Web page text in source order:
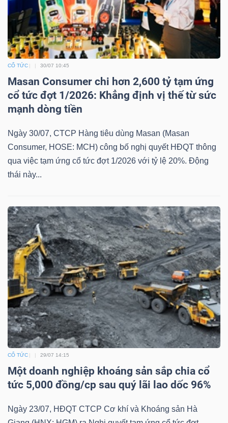
CỔ TỨC 30/07 10:45
Masan Consumer chi hơn 2,600 tỷ tạm ứng
cổ tức đợt 1/2026: Khẳng định vị thế từ sức
mạnh dòng tiền
Ngày 30/07, CTCP Hàng tiêu dùng Masan (Masan
Consumer, HOSE: MCH) công bố nghị quyết HĐQT thông
qua việc tạm ứng cổ tức đợt 1/2026 với tỷ lệ 20%. Động
thái này...
CỔ TỨC 29/07 14:15
Một doanh nghiệp khoáng sản sắp chia cổ
tức 5,000 đồng/cp sau quý lãi lao dốc 96%
Ngày 23/07, HĐQT CTCP Cơ khí và Khoáng sản Hà